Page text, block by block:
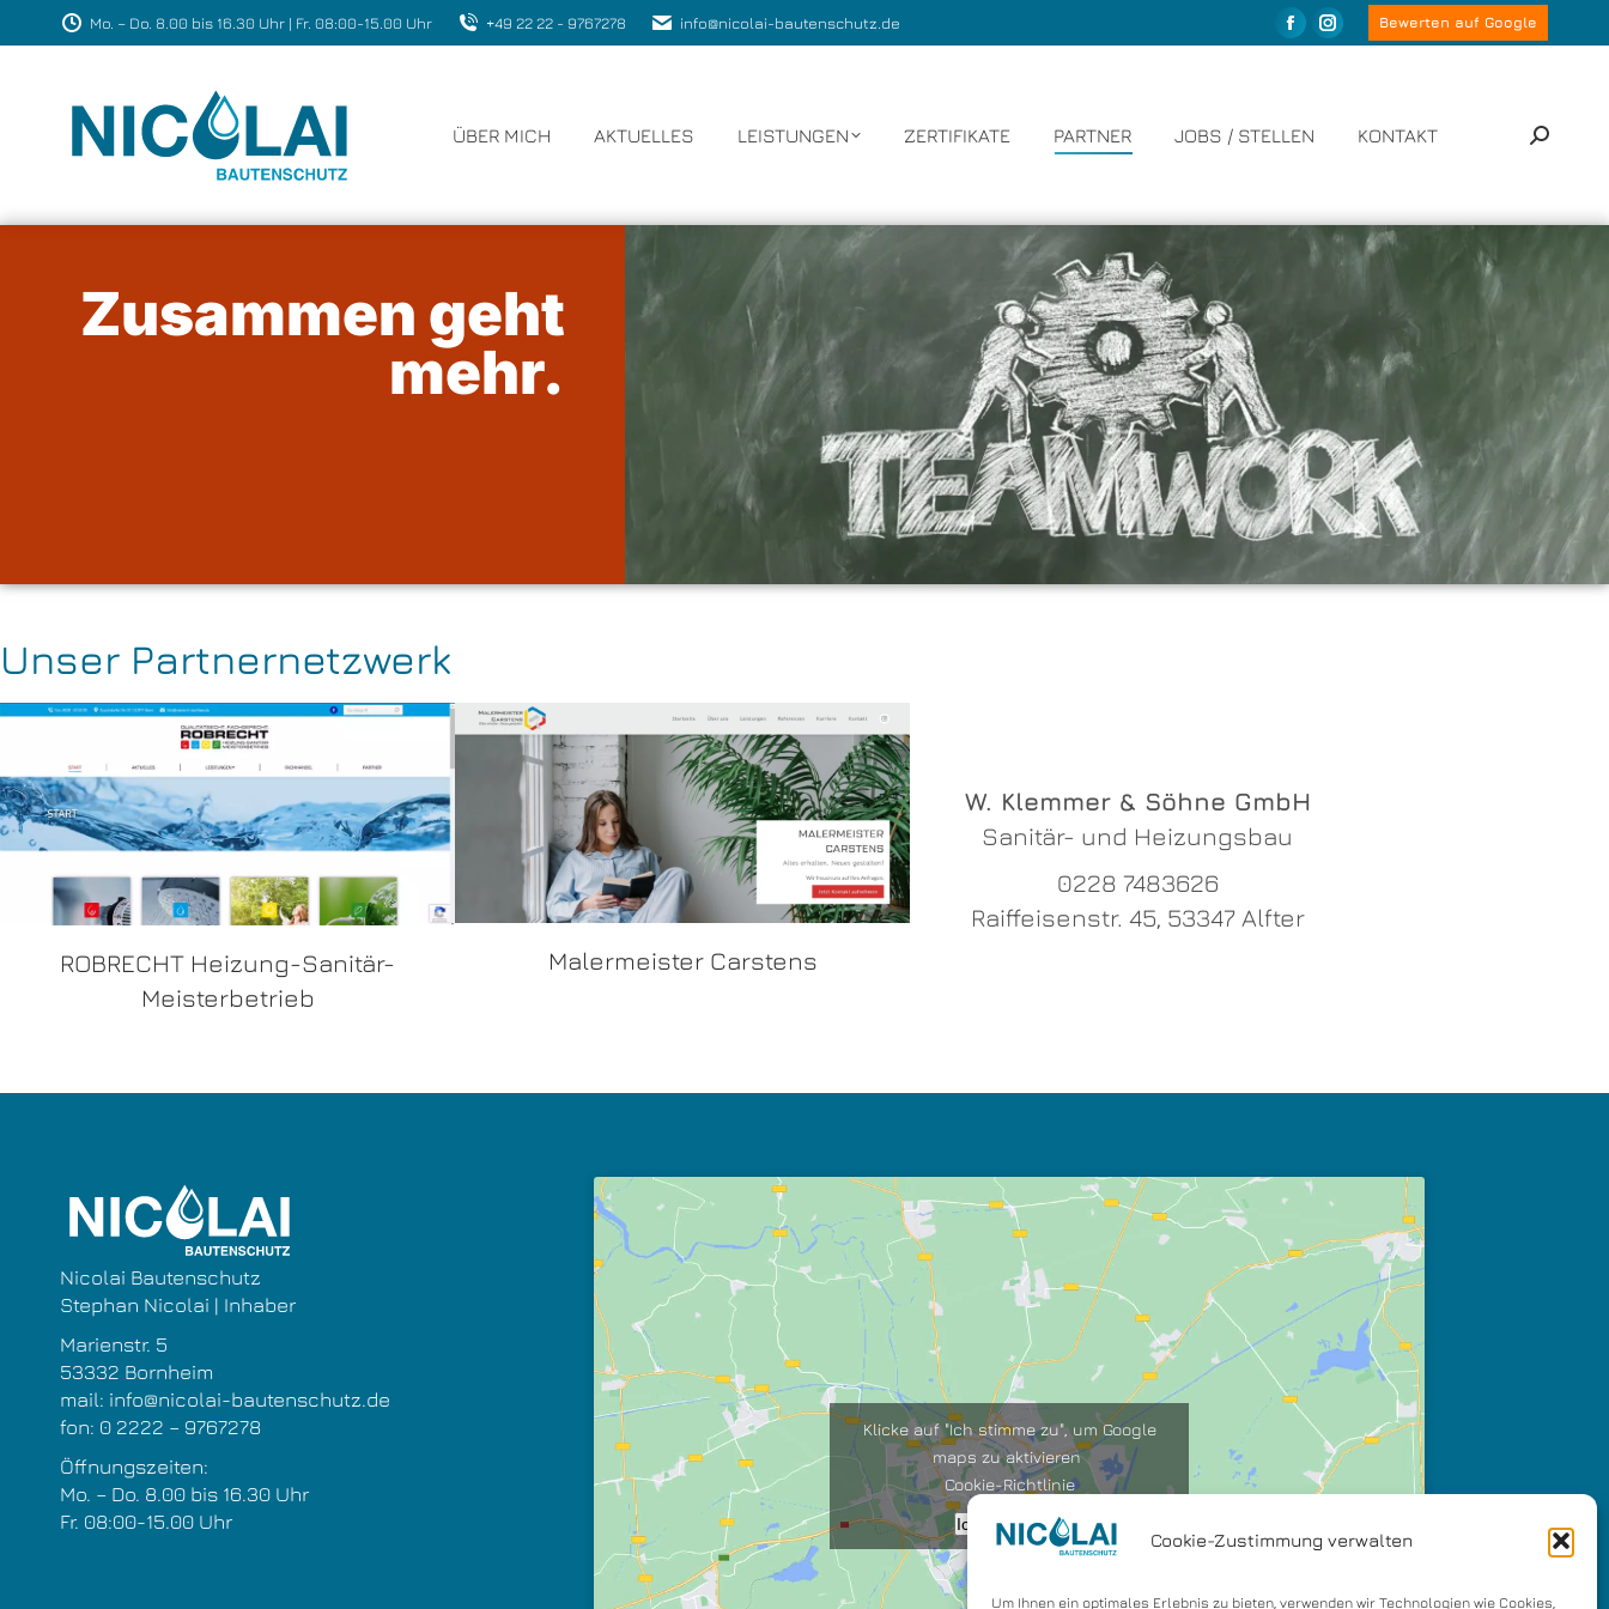
Cookie-Zustimmung verwalten
Um Ihnen ein optimales Erlebnis zu bieten, verwenden wir Technologien wie Cookies,
Mo. – Do. 8.00 bis 16.30 Uhr | Fr. 08:00-15.00 Uhr +49 22 22 - 9767278 info@nicolai-bautenschutz.de Bewerten auf Google
ÜBER MICH AKTUELLES LEISTUNGEN ZERTIFIKATE PARTNER JOBS / STELLEN KONTAKT
Zusammen geht
mehr.
Unser Partnernetzwerk
ROBRECHT Heizung-Sanitär-
Meisterbetrieb
Malermeister Carstens
W. Klemmer & Söhne GmbH
Sanitär- und Heizungsbau
0228 7483626
Raiffeisenstr. 45, 53347 Alfter
Nicolai Bautenschutz
Stephan Nicolai | Inhaber
Marienstr. 5
53332 Bornheim
mail: info@nicolai-bautenschutz.de
fon: 0 2222 – 9767278
Öffnungszeiten:
Mo. – Do. 8.00 bis 16.30 Uhr
Fr. 08:00-15.00 Uhr
Klicke auf "Ich stimme zu", um Google
maps zu aktivieren
Cookie-Richtlinie
Ich stimme zu